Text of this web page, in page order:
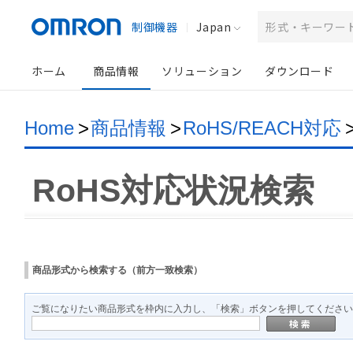
制御機器 Japan
ホーム 商品情報 ソリューション ダウンロード
Home >商品情報 >RoHS/REACH対応
RoHS対応状況検索
商品形式から検索する（前方一致検索）
ご覧になりたい商品形式を枠内に入力し、「検索」ボタンを押してくださ